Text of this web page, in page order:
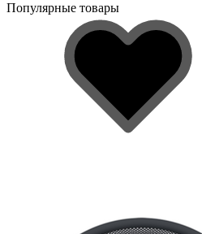
Популярные товары